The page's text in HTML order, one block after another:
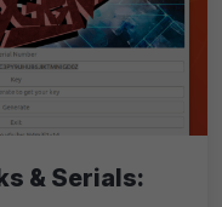
& Serials: